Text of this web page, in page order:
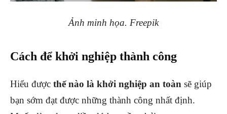
Ảnh minh họa. Freepik
Cách để khởi nghiệp thành công
Hiểu được thế nào là khởi nghiệp an toàn sẽ giúp
bạn sớm đạt được những thành công nhất định.